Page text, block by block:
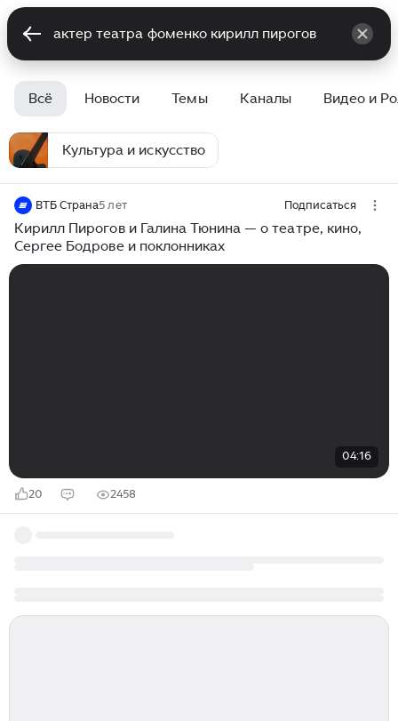
Всё Новости Темы Каналы Видео и
Культура и искусство
ВТБ Страна5 лет Подписаться
Кирилл Пирогов и Галина Тюнина — о театре, кино,
Сергее Бодрове и поклонниках
04:16
20 2458